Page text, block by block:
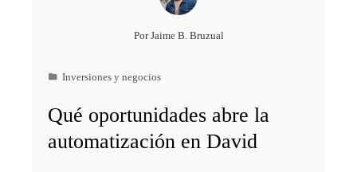
PorJaime B. Bruzual
Inversiones y negocios
Qué oportunidades abre la
automatización en David